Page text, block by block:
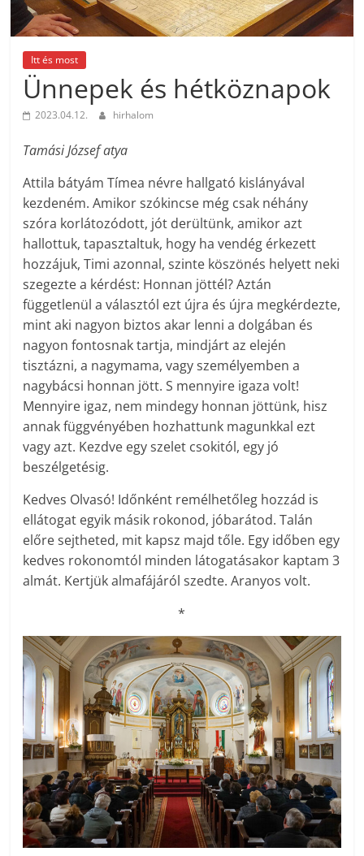
Itt és most
Ünnepek és hétköznapok
2023.04.12. hirhalom
Tamási József atya
Attila bátyám Tímea névre hallgató kislányával
kezdeném. Amikor szókincse még csak néhány
szóra korlátozódott, jót derültünk, amikor azt
hallottuk, tapasztaltuk, hogy ha vendég érkezett
hozzájuk, Timi azonnal, szinte köszönés helyett neki
szegezte a kérdést: Honnan jöttél? Aztán
függetlenül a választól ezt újra és újra megkérdezte,
mint aki nagyon biztos akar lenni a dolgában és
nagyon fontosnak tartja, mindjárt az elején
tisztázni, a nagymama, vagy személyemben a
nagybácsi honnan jött. S mennyire igaza volt!
Mennyire igaz, nem mindegy honnan jöttünk, hisz
annak függvényében hozhattunk magunkkal ezt
vagy azt. Kezdve egy szelet csokitól, egy jó
beszélgetésig.
Kedves Olvasó! Időnként remélhetőleg hozzád is
ellátogat egyik másik rokonod, jóbarátod. Talán
előre sejtheted, mit kapsz majd tőle. Egy időben egy
kedves rokonomtól minden látogatásakor kaptam 3
almát. Kertjük almafájáról szedte. Aranyos volt.
*